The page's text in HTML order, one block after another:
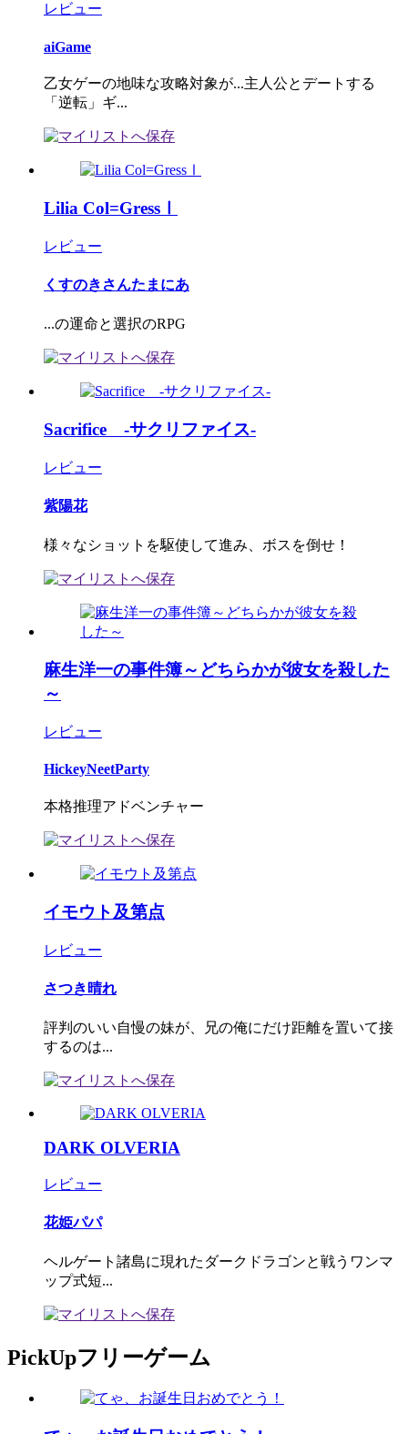
レビュー
aiGame
乙女ゲーの地味な攻略対象が...主人公とデートする
「逆転」ギ...
Lilia Col=GressⅠ
レビュー
くすのきさんたまにあ
...の運命と選択のRPG
Sacrifice -サクリファイス-
レビュー
紫陽花
様々なショットを駆使して進み、ボスを倒せ！
麻生洋一の事件簿～どちらかが彼女を殺した
～
レビュー
HickeyNeetParty
本格推理アドベンチャー
イモウト及第点
レビュー
さつき晴れ
評判のいい自慢の妹が、兄の俺にだけ距離を置いて接
するのは...
DARK OLVERIA
レビュー
花姫パパ
ヘルゲート諸島に現れたダークドラゴンと戦うワンマ
ップ式短...
PickUpフリーゲーム